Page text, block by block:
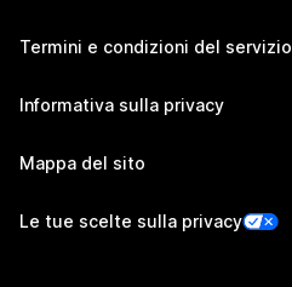
Termini e condizioni del servizio
Informativa sulla privacy
Mappa del sito
Le tue scelte sulla privacy